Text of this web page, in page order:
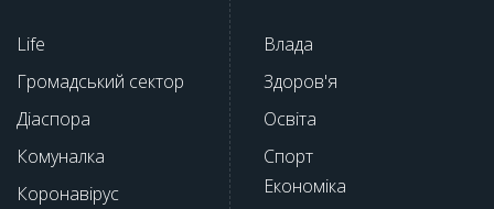
Life
Громадський сектор
Діаспора
Комуналка
Коронавірус
Влада
Здоров'я
Освіта
Спорт
Економіка